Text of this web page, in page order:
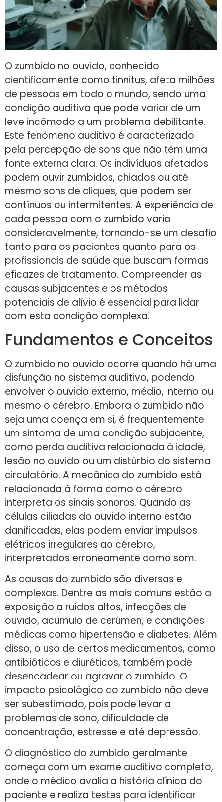
O zumbido no ouvido, conhecido
cientificamente como tinnitus, afeta milhões
de pessoas em todo o mundo, sendo uma
condição auditiva que pode variar de um
leve incômodo a um problema debilitante.
Este fenômeno auditivo é caracterizado
pela percepção de sons que não têm uma
fonte externa clara. Os indivíduos afetados
podem ouvir zumbidos, chiados ou até
mesmo sons de cliques, que podem ser
contínuos ou intermitentes. A experiência de
cada pessoa com o zumbido varia
consideravelmente, tornando-se um desafio
tanto para os pacientes quanto para os
profissionais de saúde que buscam formas
eficazes de tratamento. Compreender as
causas subjacentes e os métodos
potenciais de alívio é essencial para lidar
com esta condição complexa.
Fundamentos e Conceitos
O zumbido no ouvido ocorre quando há uma
disfunção no sistema auditivo, podendo
envolver o ouvido externo, médio, interno ou
mesmo o cérebro. Embora o zumbido não
seja uma doença em si, é frequentemente
um sintoma de uma condição subjacente,
como perda auditiva relacionada à idade,
lesão no ouvido ou um distúrbio do sistema
circulatório. A mecânica do zumbido está
relacionada à forma como o cérebro
interpreta os sinais sonoros. Quando as
células ciliadas do ouvido interno estão
danificadas, elas podem enviar impulsos
elétricos irregulares ao cérebro,
interpretados erroneamente como som.
As causas do zumbido são diversas e
complexas. Dentre as mais comuns estão a
exposição a ruídos altos, infecções de
ouvido, acúmulo de cerúmen, e condições
médicas como hipertensão e diabetes. Além
disso, o uso de certos medicamentos, como
antibióticos e diuréticos, também pode
desencadear ou agravar o zumbido. O
impacto psicológico do zumbido não deve
ser subestimado, pois pode levar a
problemas de sono, dificuldade de
concentração, estresse e até depressão.
O diagnóstico do zumbido geralmente
começa com um exame auditivo completo,
onde o médico avalia a história clínica do
paciente e realiza testes para identificar